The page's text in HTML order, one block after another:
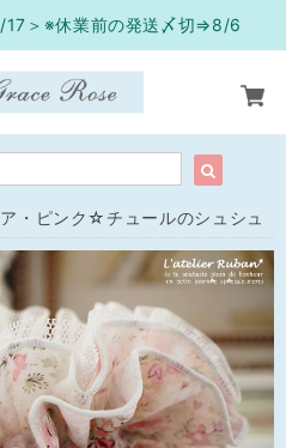
17＞※休業前の発送〆切⇒8/6
・ピンク☆チュールのシュシュ